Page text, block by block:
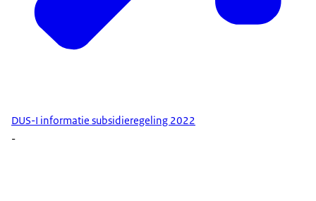
DUS-I informatie subsidieregeling 2022
-